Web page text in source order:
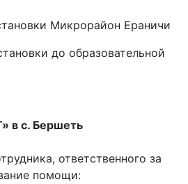
Микрорайон Ераничи
до образовательной
в с. Бершеть
ответственного за
помощи: